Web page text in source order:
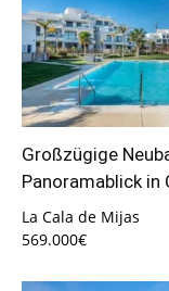
Großzügige
Panoramablick in
La Cala de Mijas
569.000€